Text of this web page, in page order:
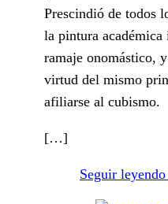
Prescindió de todos
la pintura académica
ramaje onomástico,
virtud del mismo
afiliarse al cubismo.
[…]
Seguir